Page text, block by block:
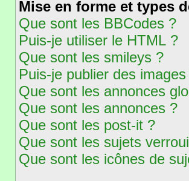
Mise en forme et types
Que sont les BBCodes ?
Puis-je utiliser le HTML ?
Que sont les smileys ?
Puis-je publier des
Que sont les annonces
Que sont les annonces ?
Que sont les post-it ?
Que sont les sujets
Que sont les icônes de